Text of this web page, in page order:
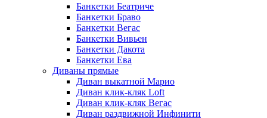
Банкетки Беатриче
Банкетки Браво
Банкетки Вегас
Банкетки Вивьен
Банкетки Дакота
Банкетки Ева
Диваны прямые
Диван выкатной Марио
Диван клик-кляк Loft
Диван клик-кляк Вегас
Диван раздвижной Инфинити